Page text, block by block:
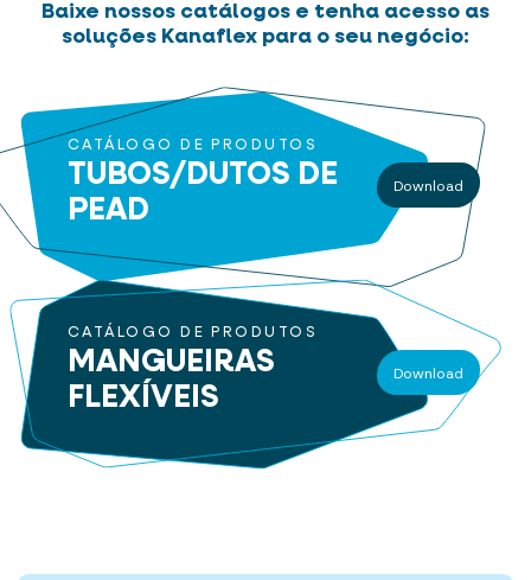
Baixe nossos catálogos e tenha acesso as
soluções Kanaflex para o seu negócio:
CATÁLOGO DE PRODUTOS
TUBOS/DUTOS DE
PEAD
Download
CATÁLOGO DE PRODUTOS
MANGUEIRAS
FLEXÍVEIS
Download